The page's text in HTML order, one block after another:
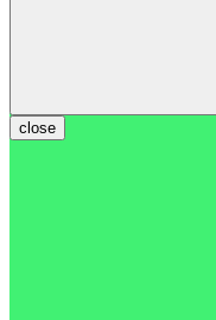
close